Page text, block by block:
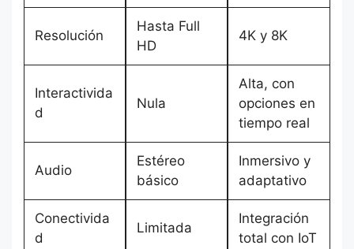
Resolución
Hasta Full
HD
4K y 8K
Interactivida
d
Nula
Alta, con
opciones en
tiempo real
Audio
Estéreo
básico
Inmersivo y
adaptativo
Conectivida
d
Limitada
Integración
total con IoT